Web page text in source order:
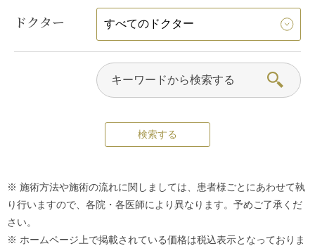
ドクター
※ 施術方法や施術の流れに関しましては、患者様ごとにあわせて執
り行いますので、各院・各医師により異なります。予めご了承くだ
さい。
※ ホームページ上で掲載されている価格は税込表示となっておりま